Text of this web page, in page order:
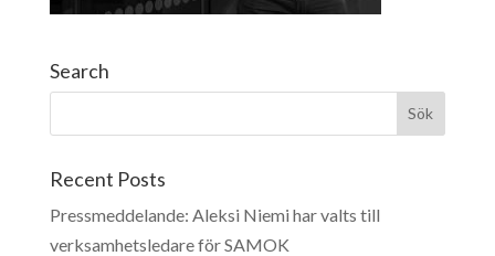
Search
Recent Posts
Pressmeddelande: Aleksi Niemi har valts till
verksamhetsledare för SAMOK